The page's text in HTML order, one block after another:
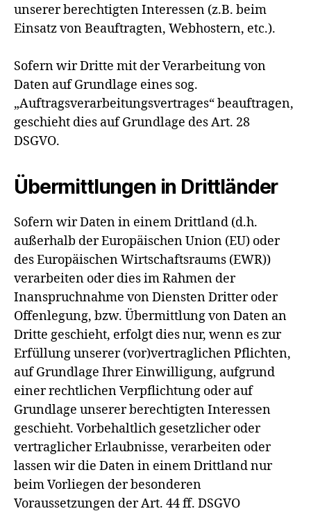
unserer berechtigten Interessen (z.B. beim
Einsatz von Beauftragten, Webhostern, etc.).
Sofern wir Dritte mit der Verarbeitung von
Daten auf Grundlage eines sog.
„Auftragsverarbeitungsvertrages“ beauftragen,
geschieht dies auf Grundlage des Art. 28
DSGVO.
Übermittlungen in Drittländer
Sofern wir Daten in einem Drittland (d.h.
außerhalb der Europäischen Union (EU) oder
des Europäischen Wirtschaftsraums (EWR))
verarbeiten oder dies im Rahmen der
Inanspruchnahme von Diensten Dritter oder
Offenlegung, bzw. Übermittlung von Daten an
Dritte geschieht, erfolgt dies nur, wenn es zur
Erfüllung unserer (vor)vertraglichen Pflichten,
auf Grundlage Ihrer Einwilligung, aufgrund
einer rechtlichen Verpflichtung oder auf
Grundlage unserer berechtigten Interessen
geschieht. Vorbehaltlich gesetzlicher oder
vertraglicher Erlaubnisse, verarbeiten oder
lassen wir die Daten in einem Drittland nur
beim Vorliegen der besonderen
Voraussetzungen der Art. 44 ff. DSGVO